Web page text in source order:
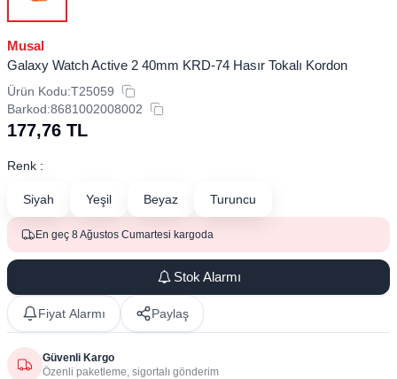
Musal
Galaxy Watch Active 2 40mm ​​​​KRD-74 Hasır Tokalı Kordon
Ürün Kodu:T25059
Barkod:8681002008002
177,76 TL
Renk :
Siyah Yeşil Beyaz Turuncu
En geç 8 Ağustos Cumartesi kargoda
Stok Alarmı
Fiyat Alarmı Paylaş
Güvenli Kargo
Özenli paketleme, sigortalı gönderim